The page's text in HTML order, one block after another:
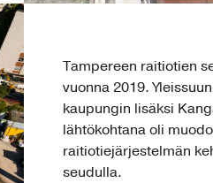
Tampereen raitiotien
vuonna 2019.
kaupungin lisäksi
lähtökohtana oli
raitiotiejärjestelmän
seudulla.